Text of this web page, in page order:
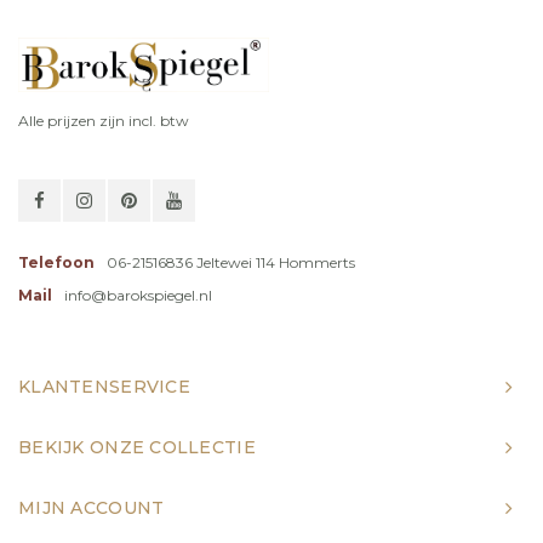
Alle prijzen zijn incl. btw
Telefoon
06-21516836 Jeltewei 114 Hommerts
Mail
info@barokspiegel.nl
KLANTENSERVICE
BEKIJK ONZE COLLECTIE
MIJN ACCOUNT